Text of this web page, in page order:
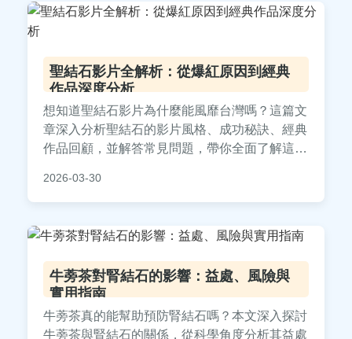
聖結石影片全解析：從爆紅原因到經典
作品深度分析
想知道聖結石影片為什麼能風靡台灣嗎？這篇文
章深入分析聖結石的影片風格、成功秘訣、經典
作品回顧，並解答常見問題，帶你全面了解這位
2026-03-30
牛蒡茶對腎結石的影響：益處、風險與
實用指南
牛蒡茶真的能幫助預防腎結石嗎？本文深入探討
牛蒡茶與腎結石的關係，從科學角度分析其益處